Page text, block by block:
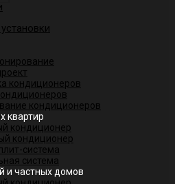
кондиционеров
кондиционеров
квартир
кондиционер
кондиционер
система
система
и частных домов